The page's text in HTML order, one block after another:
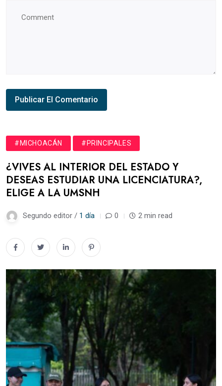
#MICHOACÁN #PRINCIPALES
¿VIVES AL INTERIOR DEL ESTADO Y
DESEAS ESTUDIAR UNA LICENCIATURA?,
ELIGE A LA UMSNH
Segundo editor / 1 día 0 2 min read